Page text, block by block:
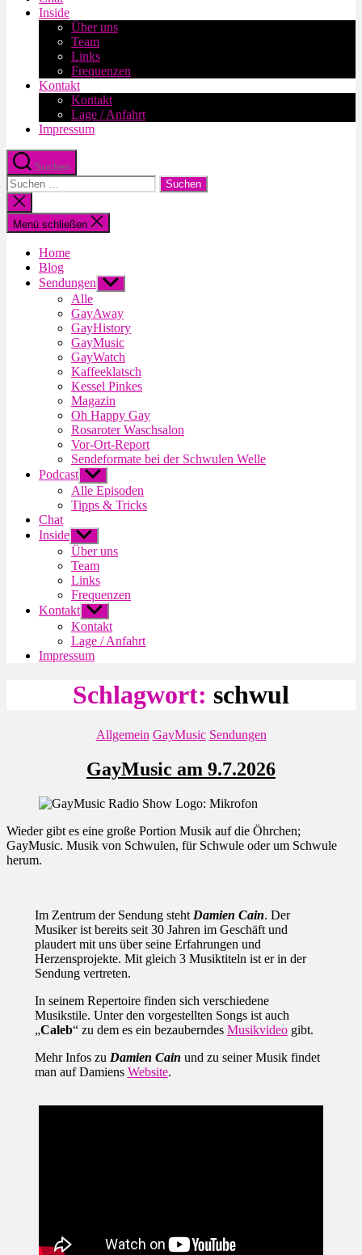
Inside
Über uns
Team
Links
Frequenzen
Kontakt
Kontakt
Lage / Anfahrt
Impressum
Suchen
Suche
nach:
Suche
schließen
Menü schließen
Home
Blog
Sendungen Untermenü
anzeigen
Alle
GayAway
GayHistory
GayMusic
GayWatch
Kaffeeklatsch
Kessel Pinkes
Magazin
Oh Happy Gay
Rosaroter Waschsalon
Vor-Ort-Report
Sendeformate bei der Schwulen Welle
Podcast Untermenü
anzeigen
Alle Episoden
Tipps & Tricks
Chat
Inside Untermenü
anzeigen
Über uns
Team
Links
Frequenzen
Kontakt Untermenü
anzeigen
Kontakt
Lage / Anfahrt
Impressum
Schlagwort: schwul
Kategorien
Allgemein GayMusic Sendungen
GayMusic am 9.7.2026
Wieder gibt es eine große Portion Musik auf die Öhrchen;
GayMusic. Musik von Schwulen, für Schwule oder um Schwule
herum.
Im Zentrum der Sendung steht Damien Cain. Der
Musiker ist bereits seit 30 Jahren im Geschäft und
plaudert mit uns über seine Erfahrungen und
Herzensprojekte. Mit gleich 3 Musiktiteln ist er in der
Sendung vertreten.
In seinem Repertoire finden sich verschiedene
Musikstile. Unter den vorgestellten Songs ist auch
„Caleb“ zu dem es ein bezauberndes Musikvideogibt.
Mehr Infos zu Damien Cain und zu seiner Musik findet
man auf Damiens Website.